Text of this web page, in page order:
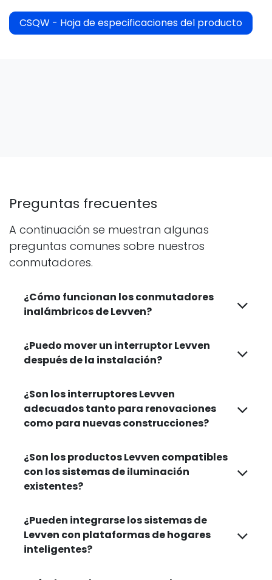
CSQW - Hoja de especificaciones del producto
Preguntas frecuentes
A continuación se muestran algunas
preguntas comunes sobre nuestros
conmutadores.
¿Cómo funcionan los conmutadores
inalámbricos de Levven?
¿Puedo mover un interruptor Levven
después de la instalación?
¿Son los interruptores Levven
adecuados tanto para renovaciones
como para nuevas construcciones?
¿Son los productos Levven compatibles
con los sistemas de iluminación
existentes?
¿Pueden integrarse los sistemas de
Levven con plataformas de hogares
inteligentes?